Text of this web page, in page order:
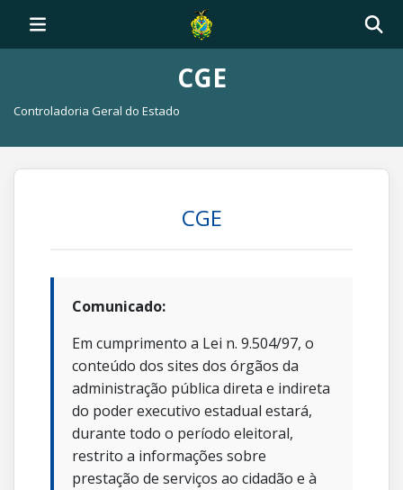
CGE
Controladoria Geral do Estado
CGE
Comunicado:
Em cumprimento a Lei n. 9.504/97, o
conteúdo dos sites dos órgãos da
administração pública direta e indireta
do poder executivo estadual estará,
durante todo o período eleitoral,
restrito a informações sobre
prestação de serviços ao cidadão e à